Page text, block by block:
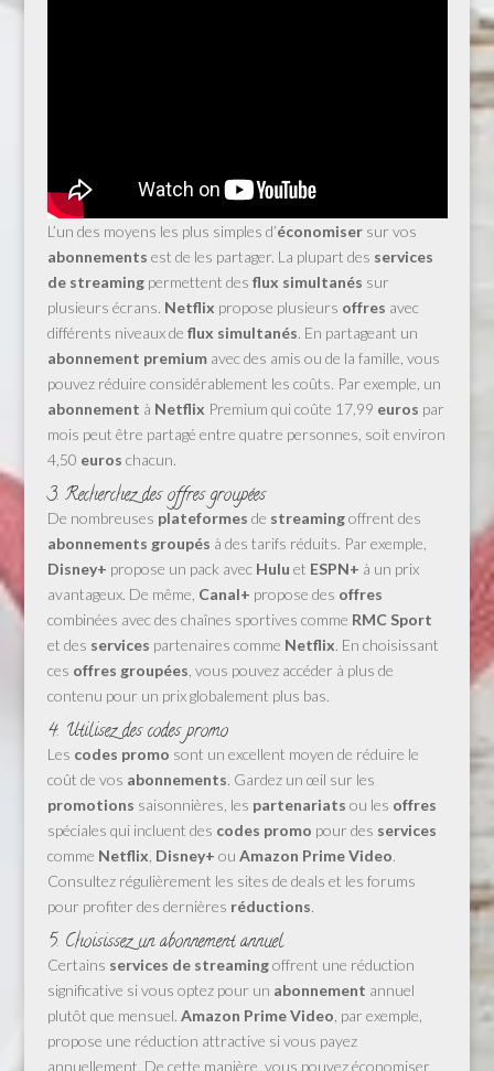
L’un des moyens les plus simples d’économisersur vos
abonnements est de les partager. La plupart des services
de streamingpermettent des flux simultanés sur
plusieurs écrans. Netflix propose plusieurs offres avec
différents niveaux de flux simultanés. En partageant un
abonnement premiumavec des amis ou de la famille, vous
pouvez réduire considérablement les coûts. Par exemple, un
abonnement à Netflix Premium qui coûte 17,99 euros par
mois peut être partagé entre quatre personnes, soit environ
4,50 euros chacun.
3. Recherchez des offres groupées
De nombreuses plateformes de streamingoffrent des
abonnements groupés à des tarifs réduits. Par exemple,
Disney+ propose un pack avec Hulu et ESPN+ à un prix
avantageux. De même, Canal+ propose des offres
combinées avec des chaînes sportives comme RMC Sport
et des services partenaires comme Netflix. En choisissant
ces offres groupées , vous pouvez accéder à plus de
contenu pour un prix globalement plus bas.
4. Utilisez des codes promo
Les codes promo sont un excellent moyen de réduire le
coût de vos abonnements. Gardez un œil sur les
promotions saisonnières, les partenariats ou les offres
spéciales qui incluent des codes promo pour des services
comme Netflix Disney+ ou Amazon Prime Video.
Consultez régulièrement les sites de deals et les forums
pour profiter des dernières réductions.
5. Choisissez un abonnement annuel
Certains services de streamingoffrent une réduction
significative si vous optez pour un abonnement annuel
plutôt que mensuel. Amazon Prime Video , par exemple,
propose une réduction attractive si vous payez
annuellement. De cette manière, vous pouvez économiser